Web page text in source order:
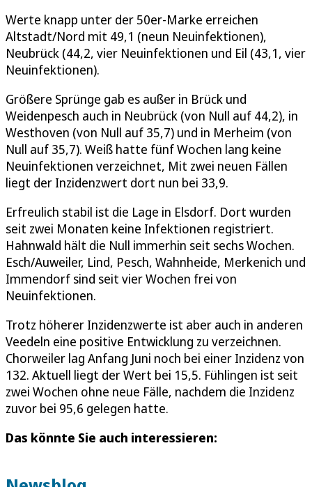
Werte knapp unter der 50er-Marke erreichen
Altstadt/Nord mit 49,1 (neun Neuinfektionen),
Neubrück (44,2, vier Neuinfektionen und Eil (43,1, vier
Neuinfektionen).
Größere Sprünge gab es außer in Brück und
Weidenpesch auch in Neubrück (von Null auf 44,2), in
Westhoven (von Null auf 35,7) und in Merheim (von
Null auf 35,7). Weiß hatte fünf Wochen lang keine
Neuinfektionen verzeichnet, Mit zwei neuen Fällen
liegt der Inzidenzwert dort nun bei 33,9.
Erfreulich stabil ist die Lage in Elsdorf. Dort wurden
seit zwei Monaten keine Infektionen registriert.
Hahnwald hält die Null immerhin seit sechs Wochen.
Esch/Auweiler, Lind, Pesch, Wahnheide, Merkenich und
Immendorf sind seit vier Wochen frei von
Neuinfektionen.
Trotz höherer Inzidenzwerte ist aber auch in anderen
Veedeln eine positive Entwicklung zu verzeichnen.
Chorweiler lag Anfang Juni noch bei einer Inzidenz von
132. Aktuell liegt der Wert bei 15,5. Fühlingen ist seit
zwei Wochen ohne neue Fälle, nachdem die Inzidenz
zuvor bei 95,6 gelegen hatte.
Das könnte Sie auch interessieren: